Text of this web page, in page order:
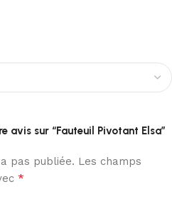
avis sur “Fauteuil Pivotant Elsa”
pas publiée. Les champs
*